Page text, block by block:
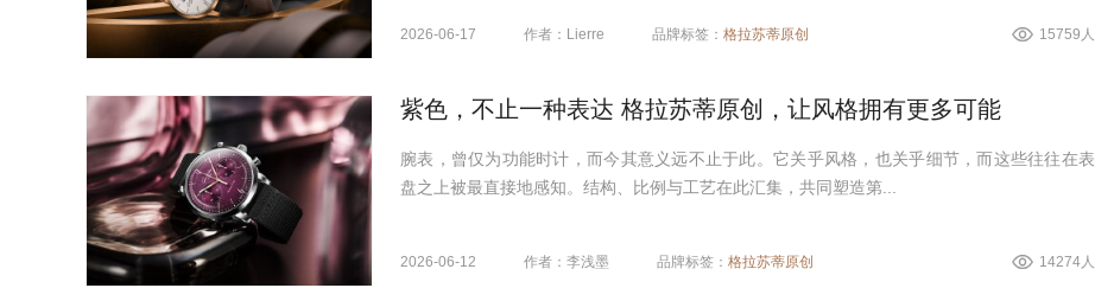
2026-06-17 作者：Lierre 品牌标签： 格拉苏蒂原创 15759人
紫色，不止一种表达 格拉苏蒂原创，让风格拥有更多可能
腕表，曾仅为功能时计，而今其意义远不止于此。它关乎风格，也关乎细节，而这些往往在表
盘之上被最直接地感知。结构、比例与工艺在此汇集，共同塑造第...
2026-06-12 作者：李浅墨 品牌标签： 格拉苏蒂原创 14274人